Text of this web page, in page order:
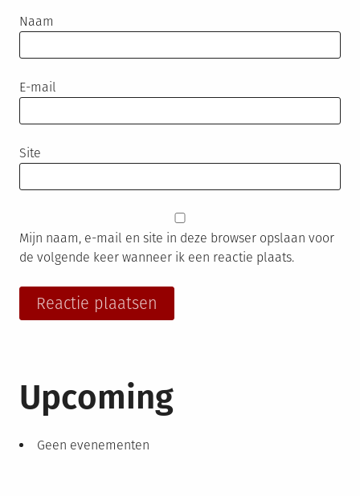
Naam
E-mail
Site
Mijn naam, e-mail en site in deze browser opslaan voor
de volgende keer wanneer ik een reactie plaats.
Upcoming
Geen evenementen